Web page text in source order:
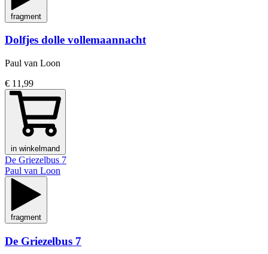
fragment
Dolfjes dolle vollemaannacht
Paul van Loon
€ 11,99
in winkelmand
De Griezelbus 7
Paul van Loon
fragment
De Griezelbus 7